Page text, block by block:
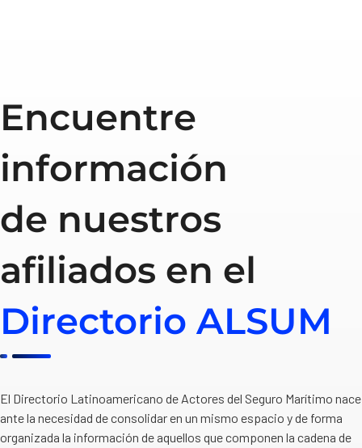
Encuentre
información
de nuestros
afiliados en el
Directorio ALSUM
El Directorio Latinoamericano de Actores del Seguro Marítimo nace
ante la necesidad de consolidar en un mismo espacio y de forma
organizada la información de aquellos que componen la cadena de